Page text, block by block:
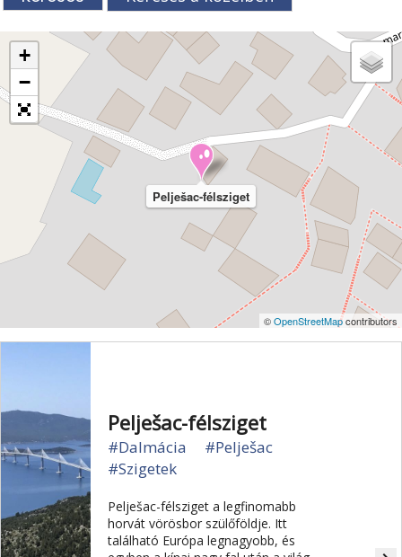
Világörökség Vízipark Zadar
Zöldturista
Pelješac-félsziget
+
−
©OpenStreetMapcontributors
Pelješac-félsziget
#Dalmácia
#Pelješac
#Szigetek
Pelješac-félsziget a legfinomabb
horvát vörösbor szülőföldje. Itt
található Európa legnagyobb, és